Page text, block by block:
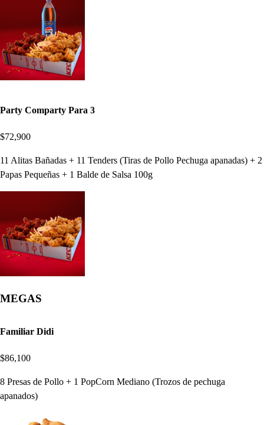
Party Comparty Para 3
$72,900
11 Alitas Bañadas + 11 Tenders (Tiras de Pollo Pechuga apanadas) + 2
Papas Pequeñas + 1 Balde de Salsa 100g
MEGAS
Familiar Didi
$86,100
8 Presas de Pollo + 1 PopCorn Mediano (Trozos de pechuga
apanados)